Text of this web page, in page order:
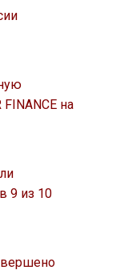
на
9 из 10